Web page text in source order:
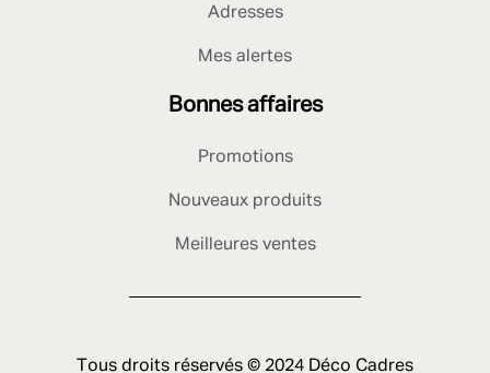
Adresses
Mes alertes
Bonnes affaires
Promotions
Nouveaux produits
Meilleures ventes
Tous droits réservés © 2024 Déco Cadres